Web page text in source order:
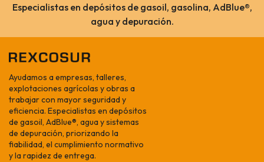
Especialistas en depósitos de gasoil, gasolina, AdBlue®,
agua y depuración.
Ayudamos a empresas, talleres,
explotaciones agrícolas y obras a
trabajar con mayor seguridad y
eficiencia. Especialistas en depósitos
de gasoil, AdBlue®, agua y sistemas
de depuración, priorizando la
fiabilidad, el cumplimiento normativo
y la rapidez de entrega.